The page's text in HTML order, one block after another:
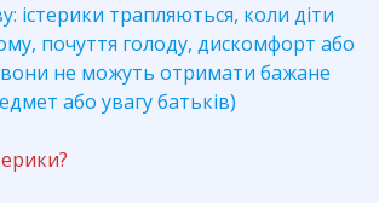
істерики трапляються, коли діти
почуття голоду, дискомфорт або
не можуть отримати бажане
або увагу батьків)